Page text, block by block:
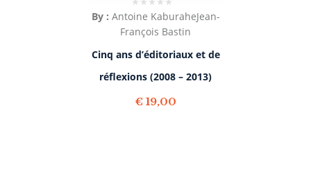
By : Antoine KaburaheJean-
François Bastin
Cinq ans d’éditoriaux et de
réflexions (2008 – 2013)
€ 19,00